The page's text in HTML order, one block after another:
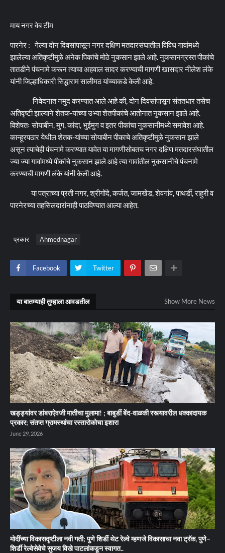
माय नगर वेब टीम
पारनेर : गेल्या दोन दिवसांपासून नगर दक्षिण मतदारसंघातील विविध गावांमध्ये
झालेल्या अतिवृष्टीमुळे अनेक पिकांचे मोठे नुकसान झाले आहे. नुकसानग्रस्त पीकांचे
तातडीने पंचनामे करून त्याचा अहवाल सादर करण्याची मागणी खासदार नीलेश लंके
यांनी जिल्हाधिकारी सिद्धाराम सालीमठ यांच्याकडे केली आहे.
निवेदनात नमुद करण्यात आले आहे की, दोन दिवसांपासून संततधार तसेच
अतिवृष्टी झाल्याने शेतक-यांच्या उभ्या शेतपीकांचे आतोनात नुकसान झाले आहे.
विशेषतः सोयाबीन, मुग, कांदा, भुईमुग व इतर पीकांचा नुकसानीमध्ये समावेश आहे.
कान्हूरपठार येथील शेतक-यांच्या सोयाबीन पीकाचे अतिवृष्टीमुळे नुकसान झाले
असून त्याचेही पंचनामे करण्यात यावेत या मागणीसोबतच नगर दक्षिण मतदारसंघातील
ज्या ज्या गावांमध्ये पीकांचे नुकसान झाले आहे त्या गावांतील नुकसानीचे पंचनामे
करण्याची मागणी लंके यांनी केली आहे.
या पत्राच्या प्रती नगर, श्रीगोंदे, कर्जत, जामखेड, शेवगांव, पाथर्डी, राहुरी व
पारनेरच्या तहसिलदारांनाही पाठविण्यात आल्या आहेत.
प्रकार Ahmednagar
Facebook Twitter
या बातम्याही तुम्हाला आवडतील Show More News
खड्ड्यांवर डांबराऐवजी मातीचा मुलामा! ; बाबुर्डी बेंद-वाळकी रस्त्यावरील धक्कादायक
प्रकार; संतप्त ग्रामस्थांचा रस्तारोकोचा इशारा
June 29, 2026
मोदींच्या विकासदृष्टीला नवी गती; पुणे शिर्डी थेट रेल्वे म्हणजे विकासाचा नवा ट्रॅक, पुणे–
शिर्डी रेल्वेसेवेचे सुजय विखे पाटलांकडून स्वागत..